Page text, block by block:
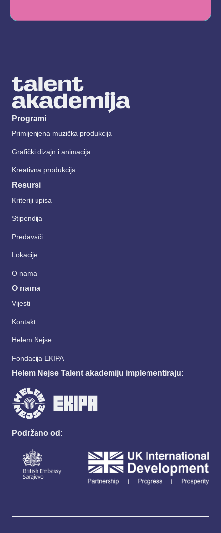
Programi
Primijenjena muzička produkcija
Grafički dizajn i animacija
Kreativna produkcija
Resursi
Kriteriji upisa
Stipendija
Predavači
Lokacije
O nama
O nama
Vijesti
Kontakt
Helem Nejse
Fondacija EKIPA
Helem Nejse Talent akademiju implementiraju:
Podržano od: